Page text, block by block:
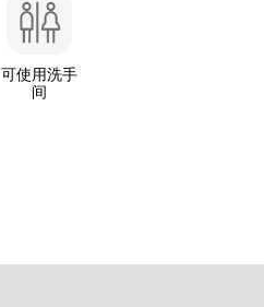
可使用洗手
间